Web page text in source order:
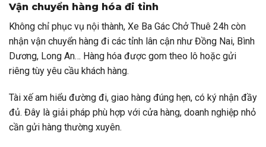
Vận chuyển hàng hóa đi tỉnh
Không chỉ phục vụ nội thành, Xe Ba Gác Chở Thuê 24h còn
nhận vận chuyển hàng đi các tỉnh lân cận như Đồng Nai, Bình
Dương, Long An… Hàng hóa được gom theo lô hoặc gửi
riêng tùy yêu cầu khách hàng.
Tài xế am hiểu đường đi, giao hàng đúng hẹn, có ký nhận đầy
đủ. Đây là giải pháp phù hợp với cửa hàng, doanh nghiệp nhỏ
cần gửi hàng thường xuyên.